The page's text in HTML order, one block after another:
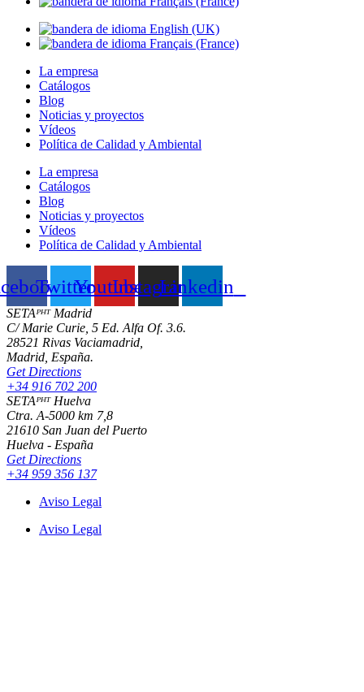
La empresa
Catálogos
Blog
Noticias y proyectos
Vídeos
Política de Calidad y Ambiental
La empresa
Catálogos
Blog
Noticias y proyectos
Vídeos
Política de Calidad y Ambiental
TwitterYoutubeInstagramLinkedin
SETAᴾᴴᵀ Madrid
C/ Marie Curie, 5 Ed. Alfa Of. 3.6.
28521 Rivas Vaciamadrid,
Madrid, España.
Get Directions
+34 916 702 200
SETAᴾᴴᵀ Huelva
Ctra. A-5000 km 7,8
21610 San Juan del Puerto
Huelva - España
Get Directions
+34 959 356 137
Aviso Legal
Aviso Legal